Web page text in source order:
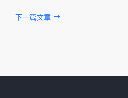
下一篇文章